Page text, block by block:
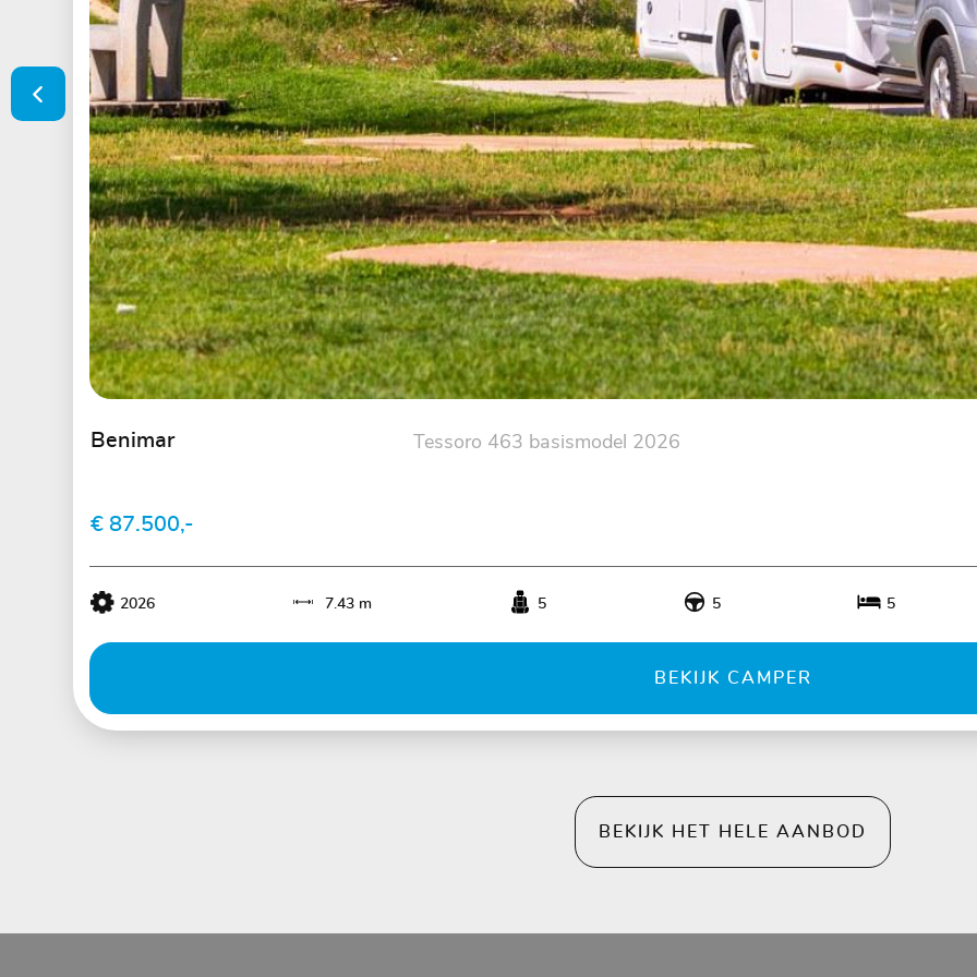
Benimar Tessoro 463 basismodel 2026
€ 87.500,-
2026 7.43 m 5 5 5
BEKIJK CAMPER
BEKIJK HET HELE AANBOD